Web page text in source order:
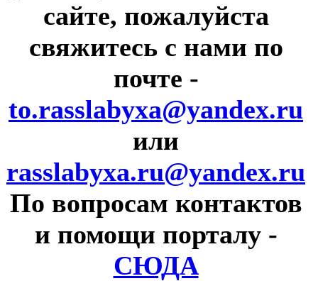
сайте, пожалуйста
свяжитесь с нами по
почте -
to.rasslabyxa@yandex.ru
или
rasslabyxa.ru@yandex.ru
По вопросам контактов
и помощи порталу -
СЮДА